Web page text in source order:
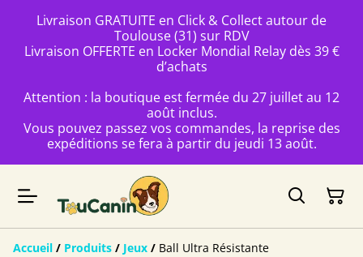
Livraison GRATUITE en Click & Collect autour de
Toulouse (31) sur RDV
Livraison OFFERTE en Locker Mondial Relay dès 39 €
d’achats
Attention : la boutique est fermée du 27 juillet au 12
août inclus.
Vous pouvez passez vos commandes, la reprise des
expéditions se fera à partir du jeudi 13 août.
Accueil / Produits / Jeux / Ball Ultra Résistante